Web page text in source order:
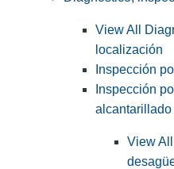
View All
localización
Inspección
Inspección
alcantarillado
View